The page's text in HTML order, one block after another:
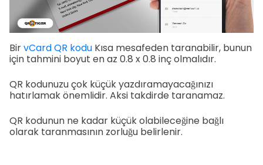
BirvCard QR kodu Kısa mesafeden taranabilir, bunun
için tahmini boyut en az 0.8 x 0.8 inç olmalıdır.
QR kodunuzu çok küçük yazdıramayacağınızı
hatırlamak önemlidir. Aksi takdirde taranamaz.
QR kodunun ne kadar küçük olabileceğine bağlı
olarak taranmasının zorluğu belirlenir.